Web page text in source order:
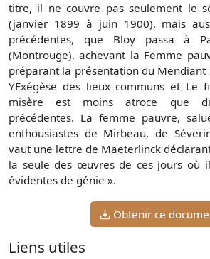
titre, il ne couvre pas seulement le
(janvier 1899 à juin 1900), mais
précédentes, que Bloy passa à
(Montrouge), achevant la Femme
préparant la présentation du
YExégèse des lieux communs et Le
misère est moins atroce que
précédentes. La femme pauvre,
enthousiastes de Mirbeau, de
vaut une lettre de Maeterlinck
la seule des œuvres de ces jours où
évidentes de génie ».
Obtenir ce
Liens utiles